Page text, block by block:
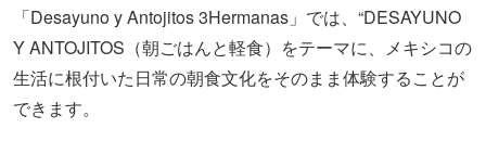
「Desayuno y Antojitos 3Hermanas」では、“DESAYUNO
Y ANTOJITOS（朝ごはんと軽食）をテーマに、メキシコの
生活に根付いた日常の朝食文化をそのまま体験することが
できます。